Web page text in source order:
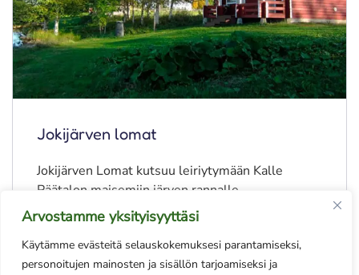
Arvostamme yksityisyyttäsi
Käytämme evästeitä selauskokemuksesi parantamiseksi,
personoitujen mainosten ja sisällön tarjoamiseksi ja
Jokijärven lomat
Jokijärven Lomat kutsuu leiriytymään Kalle
Päätalon maisemiin järven rannalle.